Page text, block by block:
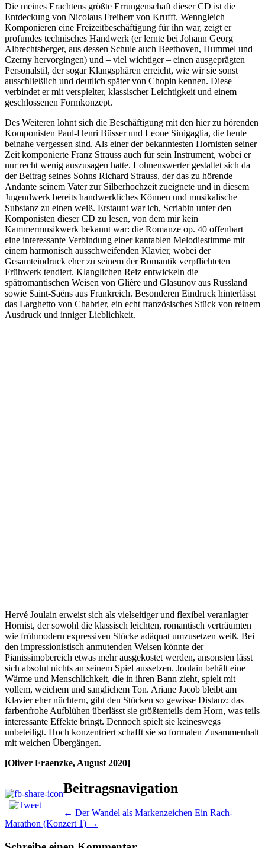
Die meines Erachtens größte Errungenschaft dieser CD ist die
Entdeckung von Nicolaus Freiherr von Krufft. Wenngleich
Komponieren eine Freizeitbeschäftigung für ihn war, zeigt er
profundes technisches Handwerk (er lernte bei Johann Georg
Albrechtsberger, aus dessen Schule auch Beethoven, Hummel und
Czerny hervorgingen) und – viel wichtiger – einen ausgeprägten
Personalstil, der sogar Klangsphären erreicht, wie wir sie sonst
ausschließlich und deutlich später von Chopin kennen. Diese
verbindet er mit verspielter, klassischer Leichtigkeit und einem
geschlossenen Formkonzept.
Des Weiteren lohnt sich die Beschäftigung mit den hier zu hörenden
Komponisten Paul-Henri Büsser und Leone Sinigaglia, die heute
beinahe vergessen sind. Als einer der bekanntesten Hornisten seiner
Zeit komponierte Franz Strauss auch für sein Instrument, wobei er
nur recht wenig auszusagen hatte. Lohnenswerter gestaltet sich da
der Beitrag seines Sohns Richard Strauss, der das zu hörende
Andante seinem Vater zur Silberhochzeit zueignete und in diesem
Jugendwerk bereits handwerkliches Können und musikalische
Substanz zu einen weiß. Erstaunt war ich, Scriabin unter den
Komponisten dieser CD zu lesen, von dem mir kein
Kammermusikwerk bekannt war: die Romanze op. 40 offenbart
eine interessante Verbindung einer kantablen Melodiestimme mit
einem harmonisch ausschweifenden Klavier, wobei der
Gesamteindruck eher zu seinem der Romantik verpflichteten
Frühwerk tendiert. Klanglichen Reiz entwickeln die
spätromantischen Weisen von Glière und Glasunov aus Russland
sowie Saint-Saëns aus Frankreich. Besonderen Eindruck hinterlässt
das Larghetto von Chabrier, ein echt französisches Stück von reinem
Ausdruck und inniger Lieblichkeit.
Hervé Joulain erweist sich als vielseitiger und flexibel veranlagter
Hornist, der sowohl die klassisch leichten, romantisch verträumten
wie frühmodern expressiven Stücke adäquat umzusetzen weiß. Bei
den impressionistisch anmutenden Weisen könnte der
Pianissimobereich etwas mehr ausgekostet werden, ansonsten lässt
sich absolut nichts an seinem Spiel aussetzen. Joulain behält eine
Wärme und Menschlichkeit, die in ihren Bann zieht, spielt mit
vollem, weichem und sanglichem Ton. Ariane Jacob bleibt am
Klavier eher nüchtern, gibt den Stücken so gewisse Distanz: das
farbenfrohe Aufblühen überlässt sie größtenteils dem Horn, was teils
interessante Effekte bringt. Dennoch spielt sie keineswegs
unbeteiligt. Hoch konzentriert schafft sie so formalen Zusammenhalt
mit weichen Übergängen.
[Oliver Fraenzke, August 2020]
Beitragsnavigation
← Der Wandel als Markenzeichen Ein Rach-
Marathon (Konzert 1) →